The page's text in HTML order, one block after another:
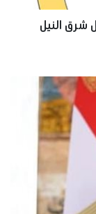
شرق النيل